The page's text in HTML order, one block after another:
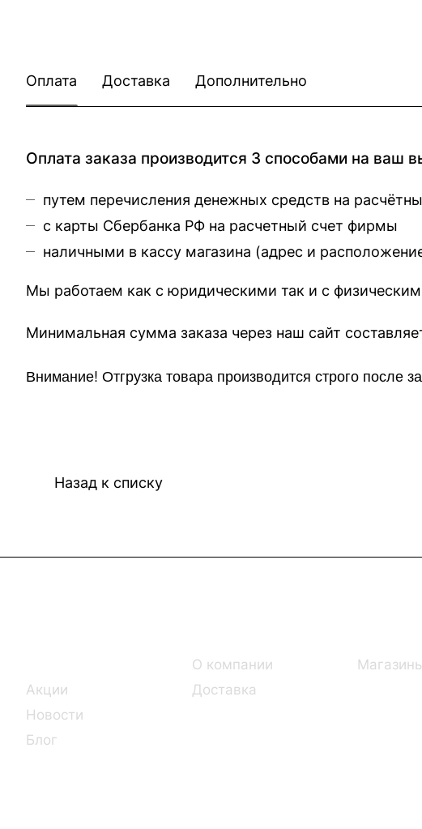
Оплата Доставка Дополнительно
Оплата заказа производится 3 способами на ваш
путем перечисления денежных средств на
с карты Сбербанка РФ на расчетный счет фирмы
наличными в кассу магазина (адрес и
Мы работаем как с юридическими так и с
Минимальная сумма заказа через наш
Внимание! Отгрузка товара производится строго
Назад к списку
Акции
Новости
Блог
О компании
Доставка